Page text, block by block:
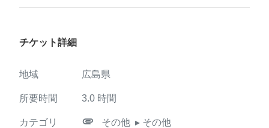
チケット詳細
地域 広島県
所要時間 3.0 時間
カテゴリ
attachment その他 ▸ その他